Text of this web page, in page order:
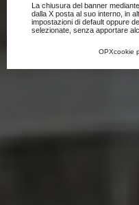
La chiusura del banner
dalla X posta al suo interno, in
impostazioni di default oppure
selezionate, senza apportare
OPXcookie